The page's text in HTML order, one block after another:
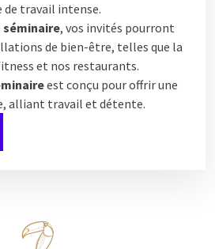
de travail intense.
séminaire, vos invités pourront
de bien-être, telles que la
et nos restaurants.
est conçu pour offrir une
alliant travail et détente.